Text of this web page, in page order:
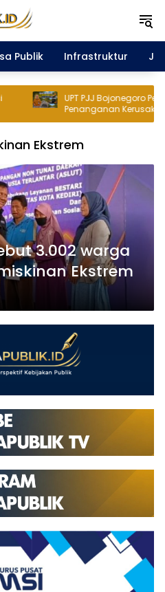
Publik Infrastruktur
UPT PJJ Bojonegoro Percepat
Penanganan Kerusakan Jalan
Pekerjaan CAP di Ruas
Ekstrem
3.002 warga
Ekstrem